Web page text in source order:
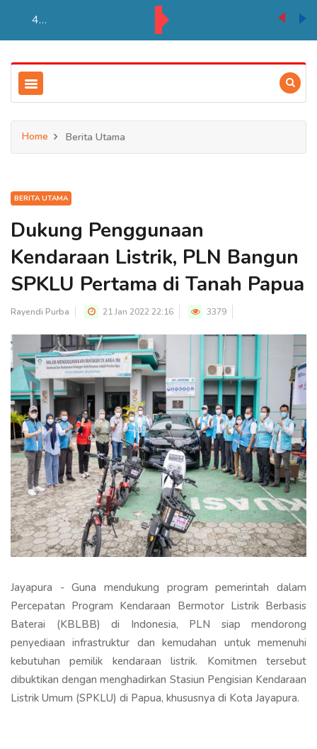
Home Berita Utama
BERITA UTAMA
Dukung Penggunaan
Kendaraan Listrik, PLN Bangun
SPKLU Pertama di Tanah Papua
Rayendi Purba 21 Jan 2022 22:16 3379
Jayapura - Guna mendukung program pemerintah dalam
Percepatan Program Kendaraan Bermotor Listrik Berbasis
Baterai (KBLBB) di Indonesia, PLN siap mendorong
penyediaan infrastruktur dan kemudahan untuk memenuhi
kebutuhan pemilik kendaraan listrik. Komitmen tersebut
dibuktikan dengan menghadirkan Stasiun Pengisian Kendaraan
Listrik Umum (SPKLU) di Papua, khususnya di Kota Jayapura.